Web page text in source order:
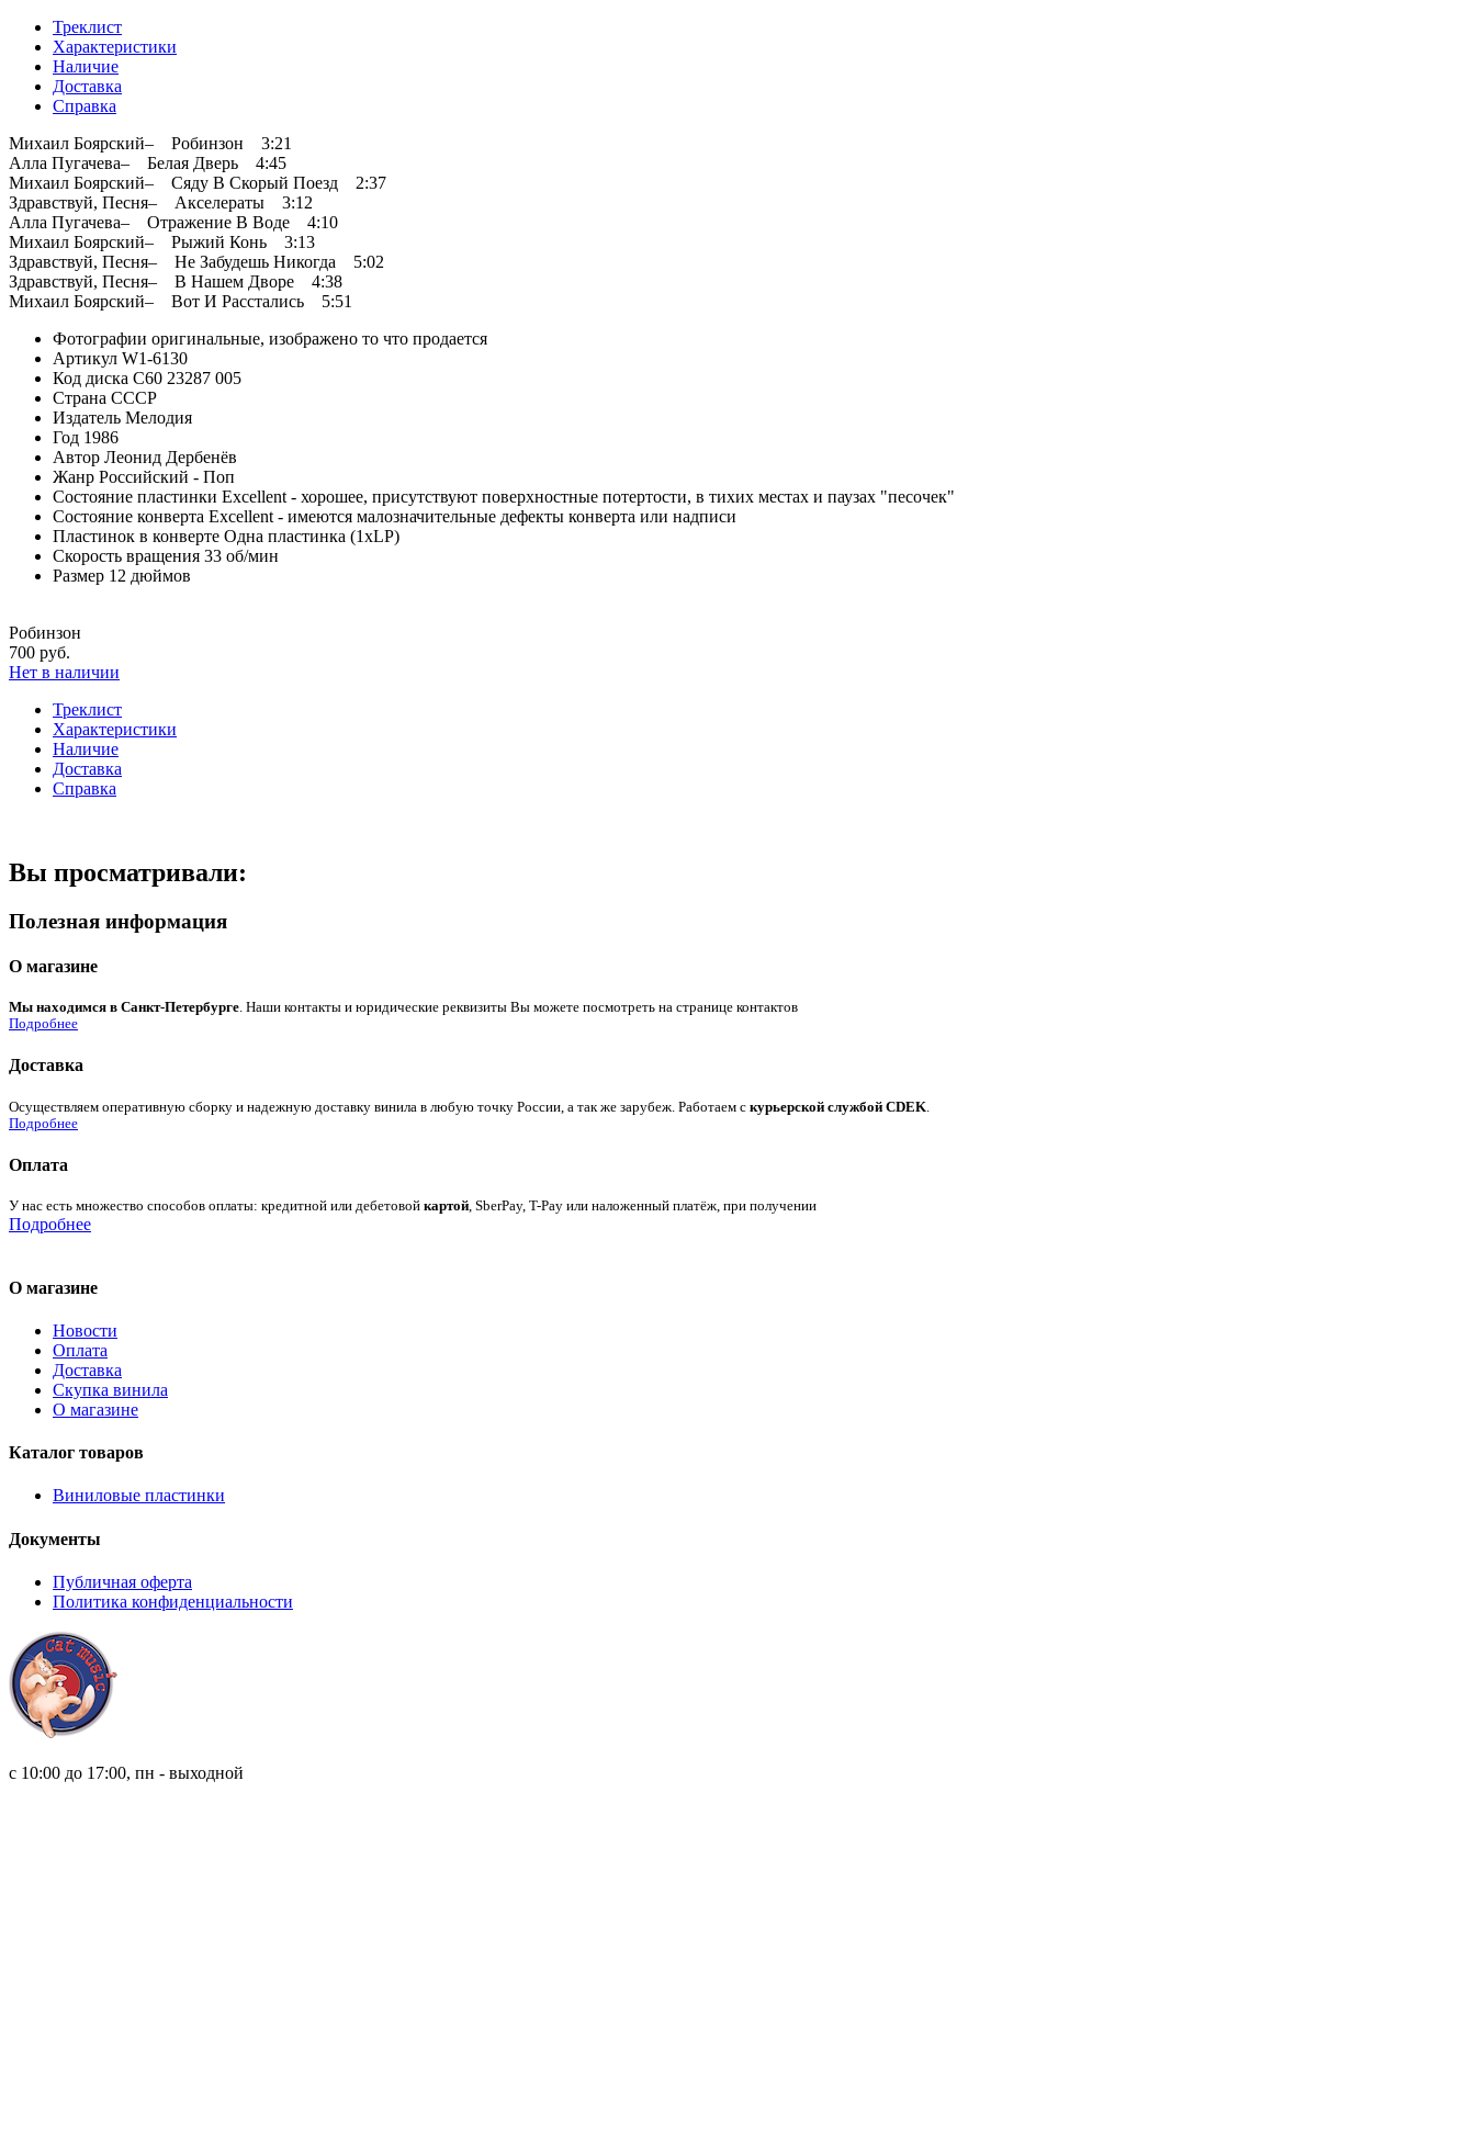
Треклист
Характеристики
Наличие
Доставка
Справка
Михаил Боярский– Робинзон 3:21
Алла Пугачева– Белая Дверь 4:45
Михаил Боярский– Сяду В Скорый Поезд 2:37
Здравствуй, Песня– Акселераты 3:12
Алла Пугачева– Отражение В Воде 4:10
Михаил Боярский– Рыжий Конь 3:13
Здравствуй, Песня– Не Забудешь Никогда 5:02
Здравствуй, Песня– В Нашем Дворе 4:38
Михаил Боярский– Вот И Расстались 5:51
Фотографии оригинальные, изображено то что продается
Артикул W1-6130
Код диска С60 23287 005
Страна СССР
Издатель Мелодия
Год 1986
Автор Леонид Дербенёв
Жанр Российский - Поп
Состояние пластинки Excellent - хорошее, присутствуют поверхностные потертости, в тихих местах и паузах "песочек"
Состояние конверта Excellent - имеются малозначительные дефекты конверта или надписи
Пластинок в конверте Одна пластинка (1xLP)
Скорость вращения 33 об/мин
Размер 12 дюймов
Робинзон
700 руб.
Нет в наличии
Треклист
Характеристики
Наличие
Доставка
Справка
Вы просматривали:
Полезная информация
О магазине
Мы находимся в Санкт-Петербурге. Наши контакты и юридические реквизиты Вы можете посмотреть на странице контактов
Подробнее
Доставка
Осуществляем оперативную сборку и надежную доставку винила в любую точку России, а так же зарубеж. Работаем с курьерской службой CDEK
Подробнее
Оплата
У нас есть множество способов оплаты: кредитной или дебетовой картой, SberPay, T-Pay или наложенный платёж, при получении
Подробнее
О магазине
Новости
Оплата
Доставка
Скупка винила
О магазине
Каталог товаров
Виниловые пластинки
Документы
Публичная оферта
Политика конфиденциальности
с 10:00 до 17:00, пн - выходной